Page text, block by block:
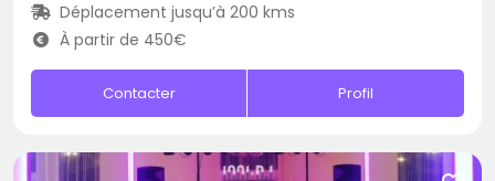
Déplacement jusqu’à 200 kms
À partir de 450€
Contacter Profil